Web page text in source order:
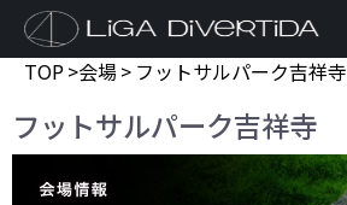
TOP>会場 > フットサルパーク吉祥寺
フットサルパーク吉祥寺